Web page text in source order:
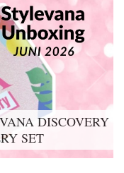
DISCOVERY
SET